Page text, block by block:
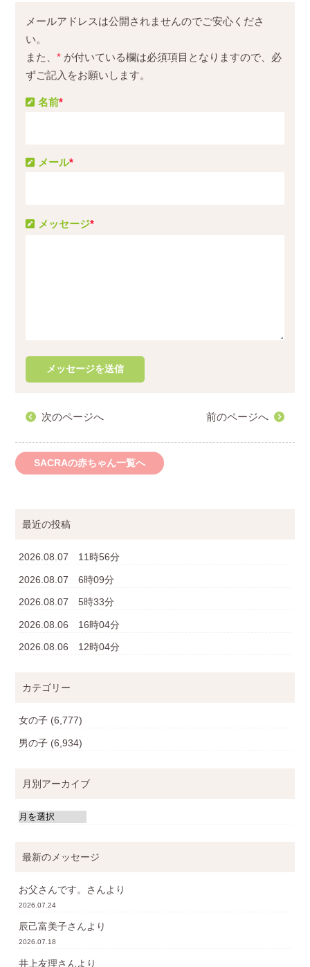
メールアドレスは公開されませんのでご安心くださ
い。
また、* が付いている欄は必須項目となりますので、必
ずご記入をお願いします。
メッセージ*
名前*
メール*
次のページへ 前のページへ
SACRAの赤ちゃん一覧へ
最近の投稿
2026.08.07 11時56分
2026.08.07 6時09分
2026.08.07 5時33分
2026.08.06 16時04分
2026.08.06 12時04分
カテゴリー
女の子 (6,777)
男の子 (6,934)
月別アーカイブ
最新のメッセージ
お父さんです。 さんより
2026.07.24
辰己富美子さんより
2026.07.18
井上友理さんより